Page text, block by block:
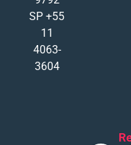
SP +55
11
4063-
3604